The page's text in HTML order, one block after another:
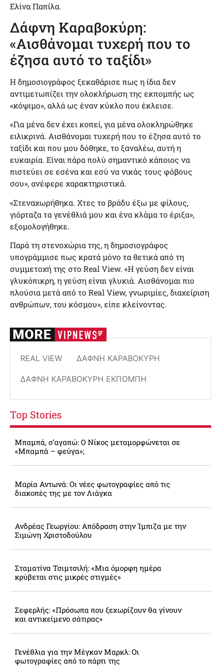
Ελίνα Παπίλα.
Δάφνη Καραβοκύρη:
«Αισθάνομαι τυχερή που το
έζησα αυτό το ταξίδι»
Η δημοσιογράφος ξεκαθάρισε πως η ίδια δεν
αντιμετωπίζει την ολοκλήρωση της εκπομπής ως
«κόψιμο», αλλά ως έναν κύκλο που έκλεισε.
«Για μένα δεν έχει κοπεί, για μένα ολοκληρώθηκε
ειλικρινά. Αισθάνομαι τυχερή που το έζησα αυτό το
ταξίδι και που μου δόθηκε, το ξαναλέω, αυτή η
ευκαιρία. Είναι πάρα πολύ σημαντικό κάποιος να
πιστεύει σε εσένα και εσύ να νικάς τους φόβους
σου», ανέφερε χαρακτηριστικά.
«Στεναχωρήθηκα. Χτες το βράδυ έξω με φίλους,
γιόρταζα τα γενέθλιά μου και ένα κλάμα το έριξα»,
εξομολογήθηκε.
Παρά τη στενοχώρια της, η δημοσιογράφος
υπογράμμισε πως κρατά μόνο τα θετικά από τη
συμμετοχή της στο Real View. «Η γεύση δεν είναι
γλυκόπικρη, η γεύση είναι γλυκιά. Αισθάνομαι πιο
πλούσια μετά από το Real View, γνωριμίες, διαχείριση
ανθρώπων, του κόσμου», είπε κλείνοντας.
REAL VIEW ΔΆΦΝΗ ΚΑΡΑΒΟΚΎΡΗ
ΔΆΦΝΗ ΚΑΡΑΒΟΚΎΡΗ ΕΚΠΟΜΠΉ
Top Stories
Μπαμπά, σ’αγαπώ: O Νίκος μεταμορφώνεται σε
«Μπαμπά – φεύγα»;
Μαρία Αντωνά: Οι νέες φωτογραφίες από τις
διακοπές της με τον Λιάγκα
Ανδρέας Γεωργίου: Απόδραση στην Ίμπιζα με την
Σιμώνη Χριστοδούλου
Σταματίνα Τσιμτσιλή: «Μια όμορφη ημέρα
κρύβεται στις μικρές στιγμές»
Σεφερλής: «Πρόσωπα που ξεχωρίζουν θα γίνουν
και αντικείμενο σάτιρας»
Γενέθλια για την Μέγκαν Μαρκλ: Οι
φωτογραφίες από το πάρτι της